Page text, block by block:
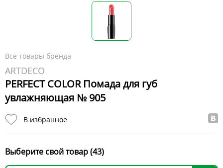
Все товары бренда
ARTDECO
PERFECT COLOR Помада для губ
увлажняющая № 905
В избранное
Выберите свой товар (43)